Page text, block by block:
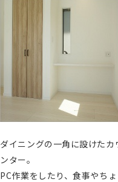
ダイニングの一角に設けたカ
ンター。
PC作業をしたり、食事やち